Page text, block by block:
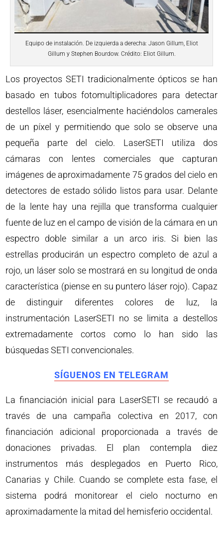
Equipo de instalación. De izquierda a derecha: Jason Gillum, Eliot
Gillum y Stephen Bourdow. Crédito: Eliot Gillum.
Los proyectos SETI tradicionalmente ópticos se han
basado en tubos fotomultiplicadores para detectar
destellos láser, esencialmente haciéndolos camerales
de un píxel y permitiendo que solo se observe una
pequeña parte del cielo. LaserSETI utiliza dos
cámaras con lentes comerciales que capturan
imágenes de aproximadamente 75 grados del cielo en
detectores de estado sólido listos para usar. Delante
de la lente hay una rejilla que transforma cualquier
fuente de luz en el campo de visión de la cámara en un
espectro doble similar a un arco iris. Si bien las
estrellas producirán un espectro completo de azul a
rojo, un láser solo se mostrará en su longitud de onda
característica (piense en su puntero láser rojo). Capaz
de distinguir diferentes colores de luz, la
instrumentación LaserSETI no se limita a destellos
extremadamente cortos como lo han sido las
búsquedas SETI convencionales.
SÍGUENOS EN TELEGRAM
La financiación inicial para LaserSETI se recaudó a
través de una campaña colectiva en 2017, con
financiación adicional proporcionada a través de
donaciones privadas. El plan contempla diez
instrumentos más desplegados en Puerto Rico,
Canarias y Chile. Cuando se complete esta fase, el
sistema podrá monitorear el cielo nocturno en
aproximadamente la mitad del hemisferio occidental.